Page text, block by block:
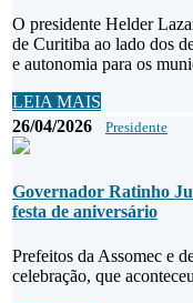
O presidente Helder
de Curitiba ao lado dos
e autonomia para os
LEIA MAIS
26/04/2026
Presidente
Governador Ratinho
festa de aniversário
Prefeitos da Assomec e
celebração, que